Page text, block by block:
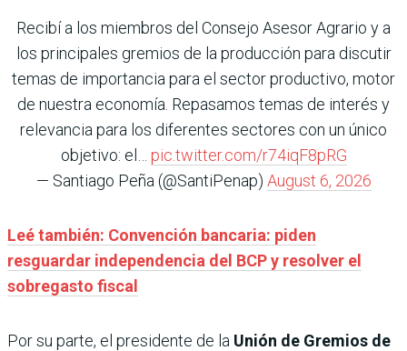
Recibí a los miembros del Consejo Asesor Agrario y a
los principales gremios de la producción para discutir
temas de importancia para el sector productivo, motor
de nuestra economía. Repasamos temas de interés y
relevancia para los diferentes sectores con un único
objetivo: el… pic.twitter.com/r74iqF8pRG
— Santiago Peña (@SantiPenap) August 6, 2026
Leé también: Convención bancaria: piden
resguardar independencia del BCP y resolver el
sobregasto fiscal
Por su parte, el presidente de la Unión de Gremios de